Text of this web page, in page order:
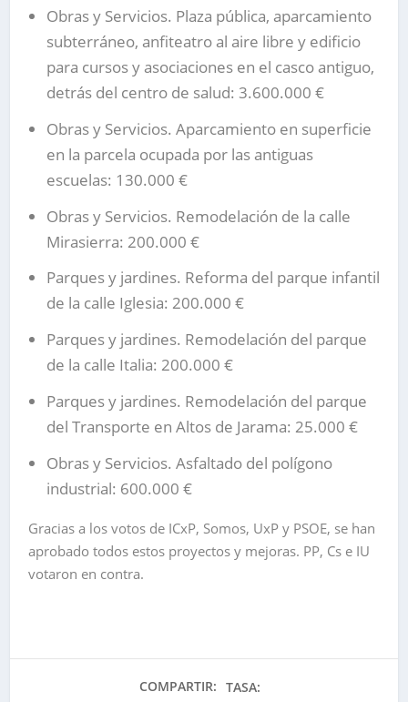
Obras y Servicios. Plaza pública, aparcamiento
subterráneo, anfiteatro al aire libre y edificio
para cursos y asociaciones en el casco antiguo,
detrás del centro de salud: 3.600.000 €
Obras y Servicios. Aparcamiento en superficie
en la parcela ocupada por las antiguas
escuelas: 130.000 €
Obras y Servicios. Remodelación de la calle
Mirasierra: 200.000 €
Parques y jardines. Reforma del parque infantil
de la calle Iglesia: 200.000 €
Parques y jardines. Remodelación del parque
de la calle Italia: 200.000 €
Parques y jardines. Remodelación del parque
del Transporte en Altos de Jarama: 25.000 €
Obras y Servicios. Asfaltado del polígono
industrial: 600.000 €
Gracias a los votos de ICxP, Somos, UxP y PSOE, se han
aprobado todos estos proyectos y mejoras. PP, Cs e IU
votaron en contra.
COMPARTIR: TASA: